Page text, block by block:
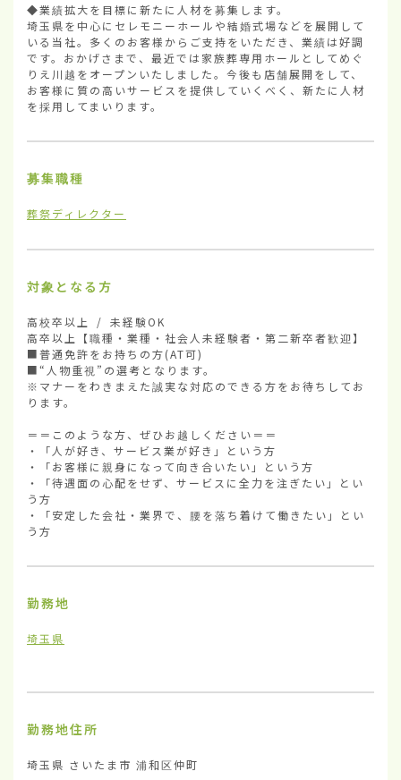
◆業績拡大を目標に新たに人材を募集します。
埼玉県を中心にセレモニーホールや結婚式場などを展開して
いる当社。多くのお客様からご支持をいただき、業績は好調
です。おかげさまで、最近では家族葬専用ホールとしてめぐ
りえ川越をオープンいたしました。今後も店舗展開をして、
お客様に質の高いサービスを提供していくべく、新たに人材
を採用してまいります。
募集職種
葬祭ディレクター
対象となる方
高校卒以上 / 未経験OK
高卒以上【職種・業種・社会人未経験者・第二新卒者歓迎】
■普通免許をお持ちの方(AT可)
■“人物重視”の選考となります。
※マナーをわきまえた誠実な対応のできる方をお待ちしてお
ります。
＝＝このような方、ぜひお越しください＝＝
・「人が好き、サービス業が好き」という方
・「お客様に親身になって向き合いたい」という方
・「待遇面の心配をせず、サービスに全力を注ぎたい」とい
う方
・「安定した会社・業界で、腰を落ち着けて働きたい」とい
う方
勤務地
埼玉県
勤務地住所
埼玉県 さいたま市 浦和区仲町